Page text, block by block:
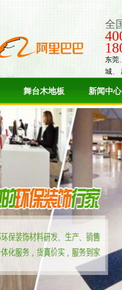
全
东莞
城、
舞台木地板 新闻中心